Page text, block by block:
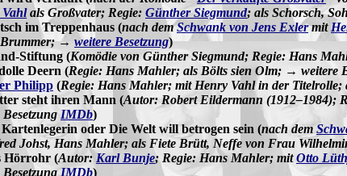
als Großvater; Regie: Günther Siegmund; als Schorsch,
im Treppenhaus (nach demSchwank von Jens Exlermit
→ weitere Besetzung)
Stiftung (Komödie von Günther Siegmund; Regie: Hans
Deern (Regie: Hans Mahler; als Bölts sien Olm; → weitere
Philipp (Regie: Hans Mahler; mit Henry Vahl in der Titelrolle;
steht ihren Mann (Autor: Robert Eildermann (1912–1984);
IMDb)
Kartenlegerin oder Die Welt will betrogen sein (nach dem
Johst, Hans Mahler; als Fiete Brütt, Neffe von Frau
Hörrohr (Autor: Karl Bunje; Regie: Hans Mahler; mitOtto
IMDb)